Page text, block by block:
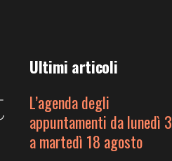
Ultimi articoli
L’agenda degli
appuntamenti da lunedì 3
a martedì 18 agosto